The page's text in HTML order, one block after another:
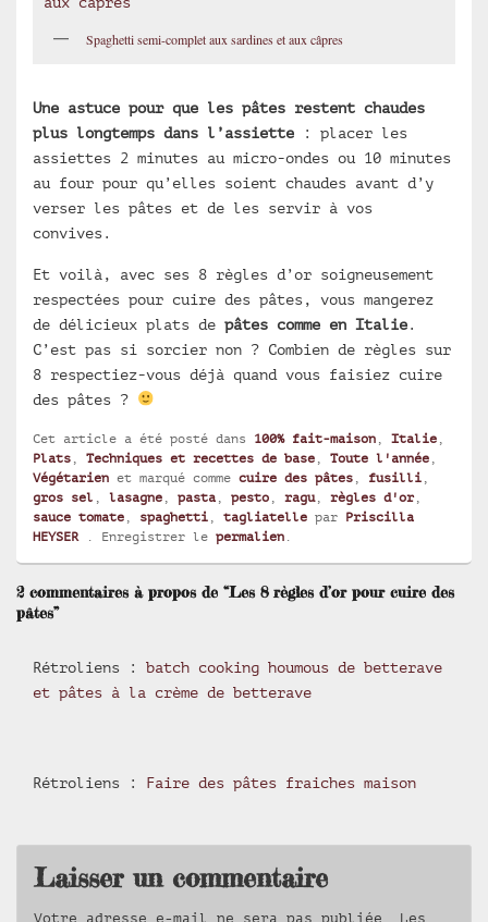
Spaghetti semi-complet aux sardines et aux câpres
Une astuce pour que les pâtes restent chaudes
plus longtemps dans l’assiette : placer les
assiettes 2 minutes au micro-ondes ou 10 minutes
au four pour qu’elles soient chaudes avant d’y
verser les pâtes et de les servir à vos
convives.
Et voilà, avec ses 8 règles d’or soigneusement
respectées pour cuire des pâtes, vous mangerez
de délicieux plats de pâtes comme en Italie.
C’est pas si sorcier non ? Combien de règles sur
8 respectiez-vous déjà quand vous faisiez cuire
des pâtes ?
Cet article a été posté dans 100% fait-maison Italie
Plats
Techniques et recettes de base Toute l'année
Végétarien et marqué comme cuire des pâtes fusilli
gros sel
lasagne pasta pesto ragu, règles d'or,
sauce tomate
spaghetti tagliatelle par Priscilla
HEYSER . Enregistrer le permalien
2 commentaires à propos de “Les 8 règles d’or pour cuire des
pâtes”
Rétroliens : batch cooking houmous de betterave
et pâtes à la crème de betterave
Rétroliens : Faire des pâtes fraiches maison
Laisser un commentaire
Votre adresse e-mail ne sera pas publiée. Les